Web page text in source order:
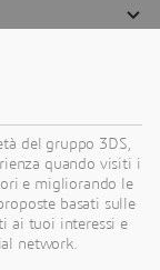
del gruppo 3DS,
quando visiti i
e migliorando le
basati sulle
ai tuoi interessi e
network.